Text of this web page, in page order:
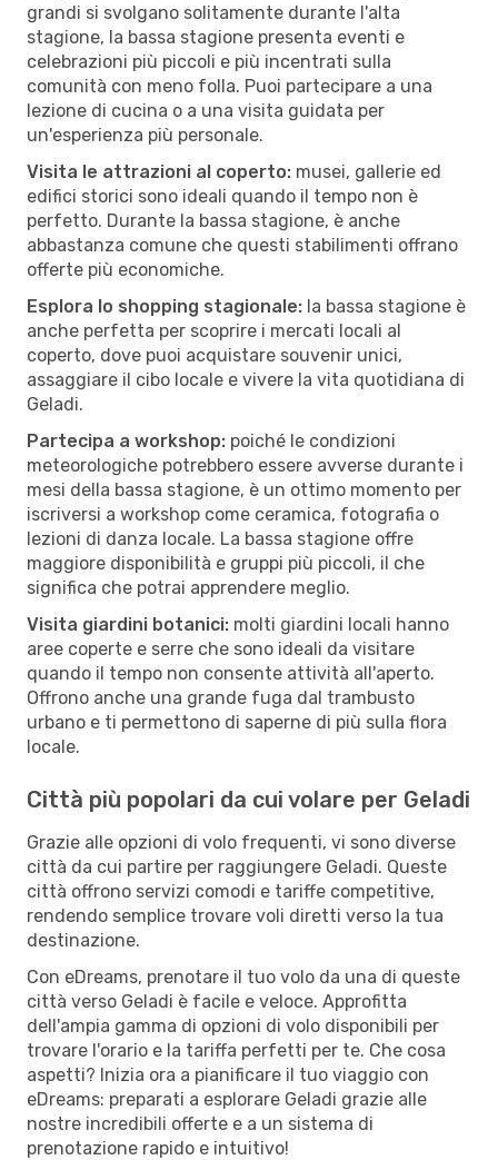
grandi si svolgano solitamente durante l'alta
stagione, la bassa stagione presenta eventi e
celebrazioni più piccoli e più incentrati sulla
comunità con meno folla. Puoi partecipare a una
lezione di cucina o a una visita guidata per
un'esperienza più personale.
Visita le attrazioni al coperto: musei, gallerie ed
edifici storici sono ideali quando il tempo non è
perfetto. Durante la bassa stagione, è anche
abbastanza comune che questi stabilimenti offrano
offerte più economiche.
Esplora lo shopping stagionale: la bassa stagione è
anche perfetta per scoprire i mercati locali al
coperto, dove puoi acquistare souvenir unici,
assaggiare il cibo locale e vivere la vita quotidiana di
Geladi.
Partecipa a workshop: poiché le condizioni
meteorologiche potrebbero essere avverse durante i
mesi della bassa stagione, è un ottimo momento per
iscriversi a workshop come ceramica, fotografia o
lezioni di danza locale. La bassa stagione offre
maggiore disponibilità e gruppi più piccoli, il che
significa che potrai apprendere meglio.
Visita giardini botanici: molti giardini locali hanno
aree coperte e serre che sono ideali da visitare
quando il tempo non consente attività all'aperto.
Offrono anche una grande fuga dal trambusto
urbano e ti permettono di saperne di più sulla flora
locale.
Città più popolari da cui volare per Geladi
Grazie alle opzioni di volo frequenti, vi sono diverse
città da cui partire per raggiungere Geladi. Queste
città offrono servizi comodi e tariffe competitive,
rendendo semplice trovare voli diretti verso la tua
destinazione.
Con eDreams, prenotare il tuo volo da una di queste
città verso Geladi è facile e veloce. Approfitta
dell'ampia gamma di opzioni di volo disponibili per
trovare l'orario e la tariffa perfetti per te. Che cosa
aspetti? Inizia ora a pianificare il tuo viaggio con
eDreams: preparati a esplorare Geladi grazie alle
nostre incredibili offerte e a un sistema di
prenotazione rapido e intuitivo!